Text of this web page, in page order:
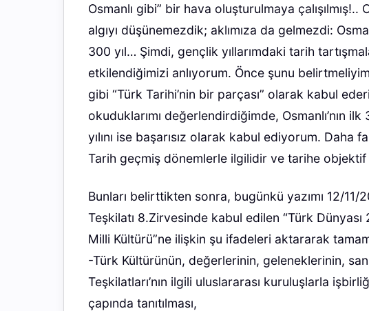
Osmanlı gibi” bir hava oluşturulmaya
algıyı düşünemezdik; aklımıza da gelmezdi:
300 yıl… Şimdi, gençlik yıllarımdaki tarih
etkilendiğimizi anlıyorum. Önce şunu
gibi “Türk Tarihi’nin bir parçası” olarak kabul
okuduklarımı değerlendirdiğimde, Osmanlı’nın ilk
yılını ise başarısız olarak kabul ediyorum. Daha
Tarih geçmiş dönemlerle ilgilidir ve tarihe objektif
Bunları belirttikten sonra, bugünkü yazımı 12/
Teşkilatı 8.Zirvesinde kabul edilen “Türk
Milli Kültürü”ne ilişkin şu ifadeleri aktararak
-Türk Kültürünün, değerlerinin, geleneklerinin,
Teşkilatları’nın ilgili uluslararası kuruluşlarla
çapında tanıtılması,